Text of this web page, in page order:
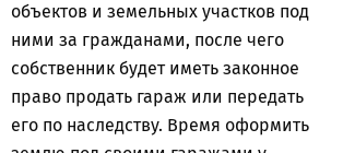
объектов и земельных участков под
ними за гражданами, после чего
собственник будет иметь законное
право продать гараж или передать
его по наследству. Время оформить